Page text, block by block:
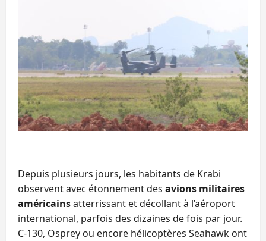
Depuis plusieurs jours, les habitants de Krabi
observent avec étonnement des avions militaires
américainsatterrissant et décollant à l’aéroport
international, parfois des dizaines de fois par jour.
C-130, Osprey ou encore hélicoptères Seahawk ont